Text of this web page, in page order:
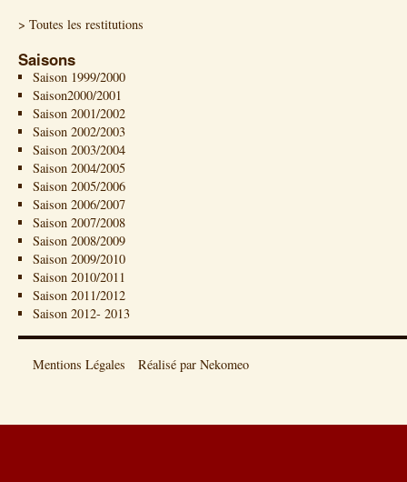
> Toutes les restitutions
Saisons
Saison 1999/2000
Saison2000/2001
Saison 2001/2002
Saison 2002/2003
Saison 2003/2004
Saison 2004/2005
Saison 2005/2006
Saison 2006/2007
Saison 2007/2008
Saison 2008/2009
Saison 2009/2010
Saison 2010/2011
Saison 2011/2012
Saison 2012- 2013
Mentions Légales Réalisé par Nekomeo